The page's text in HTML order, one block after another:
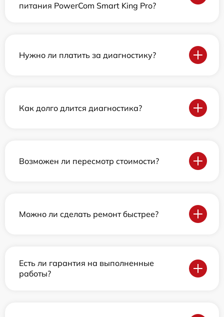
питания PowerCom Smart King Pro?
Нужно ли платить за диагностику?
Как долго длится диагностика?
Возможен ли пересмотр стоимости?
Можно ли сделать ремонт быстрее?
Есть ли гарантия на выполненные
работы?